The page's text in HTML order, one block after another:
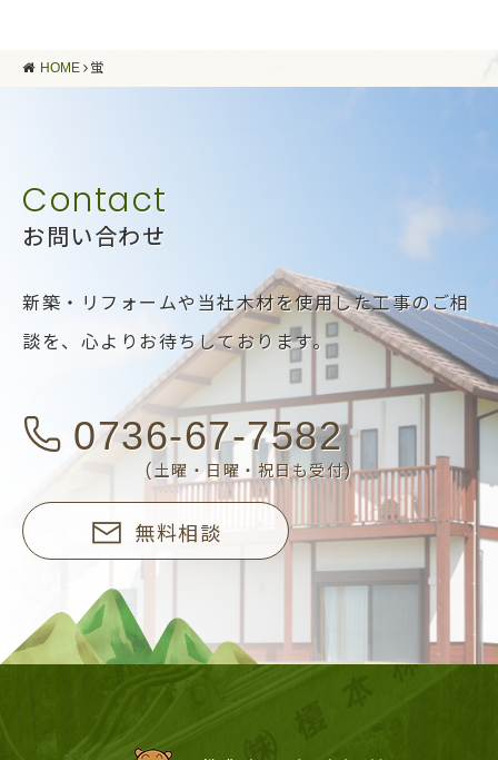
HOME 蛍
お問い合わせ
新築・リフォームや当社木材を使用した工事のご相
談を、 心よりお待ちしております。
0736-67-7582
(土曜・日曜・祝日も受付)
無料相談